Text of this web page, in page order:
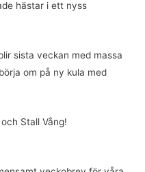
hästar i ett nyss
sista veckan med massa
om på ny kula med
Stall Vång!